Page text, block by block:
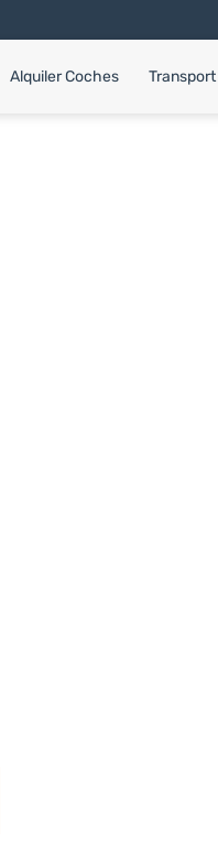
Alquiler Coches Transport